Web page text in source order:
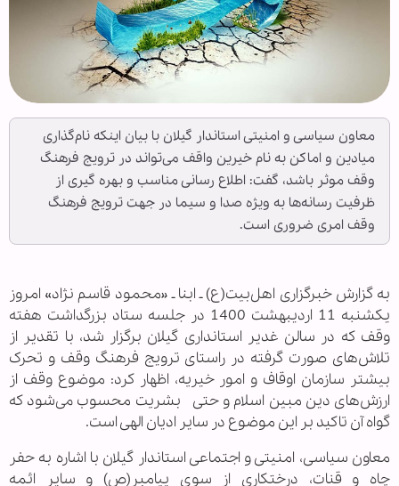
معاون سیاسی و امنیتی استاندار گیلان با بیان اینکه نام‌گذاری
میادین و اماکن به نام خیرین واقف می‌تواند در ترویج فرهنگ
وقف موثر باشد، گفت: اطلاع رسانی مناسب و بهره گیری از
ظرفیت رسانه‌ها به ویژه صدا و سیما در جهت ترویج فرهنگ
وقف امری ضروری است.
به گزارش خبرگزاری اهل‌بیت(ع) ـ ابنا ـ«محمود قاسم نژاد» امروز
یکشنبه 11 اردیبهشت 1400 در جلسه ستاد بزرگداشت هفته
وقف که در سالن غدیر استانداری گیلان برگزار شد، با تقدیر از
تلاش‌های صورت گرفته در راستای ترویج فرهنگ وقف و تحرک
بیشتر سازمان اوقاف و امور خیریه، اظهار کرد: موضوع وقف از
ارزش‌های دین مبین اسلام و حتی بشریت محسوب می‌شود که
گواه آن تاکید بر این موضوع در سایر ادیان الهی است.
معاون سیاسی، امنیتی و اجتماعی استاندار گیلان با اشاره به حفر
چاه و قنات، درختکاری از سوی پیامبر(ص) و سایر ائمه